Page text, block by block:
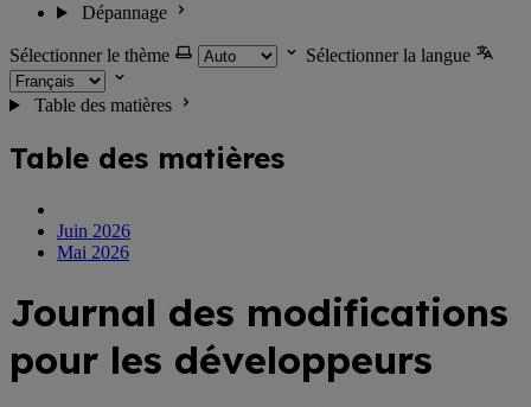
Dépannage
Sélectionner le thème Sélectionner la langue
Table des matières
Table des matières
Juin 2026
Mai 2026
Journal des modifications
pour les développeurs